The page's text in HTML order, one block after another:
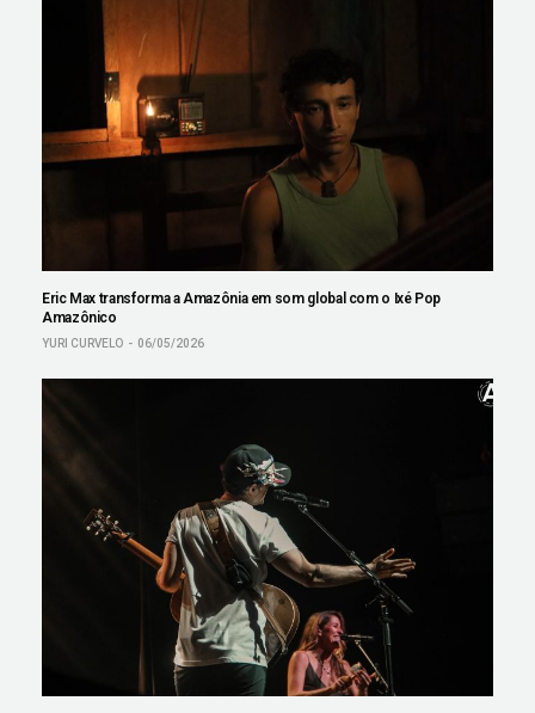
Eric Max transforma a Amazônia em som global com o Ixé Pop
Amazônico
YURI CURVELO 06/05/2026